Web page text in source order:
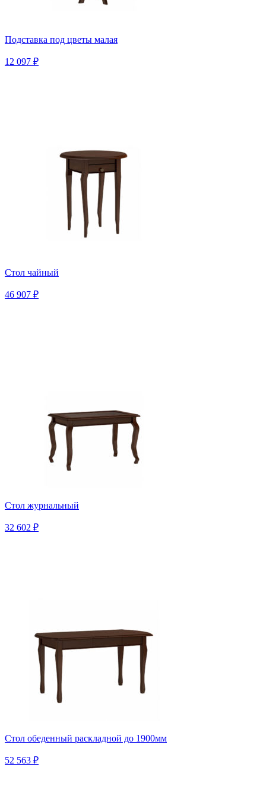
Подставка под цветы малая
12 097 ₽
Стол чайный
46 907 ₽
Стол журнальный
32 602 ₽
Стол обеденный раскладной до 1900мм
52 563 ₽